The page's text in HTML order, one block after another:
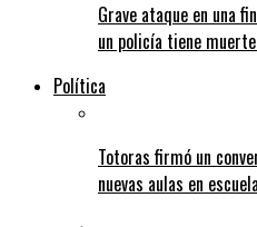
Grave ataque en una
un policía tiene
Política
Totoras firmó un
nuevas aulas en